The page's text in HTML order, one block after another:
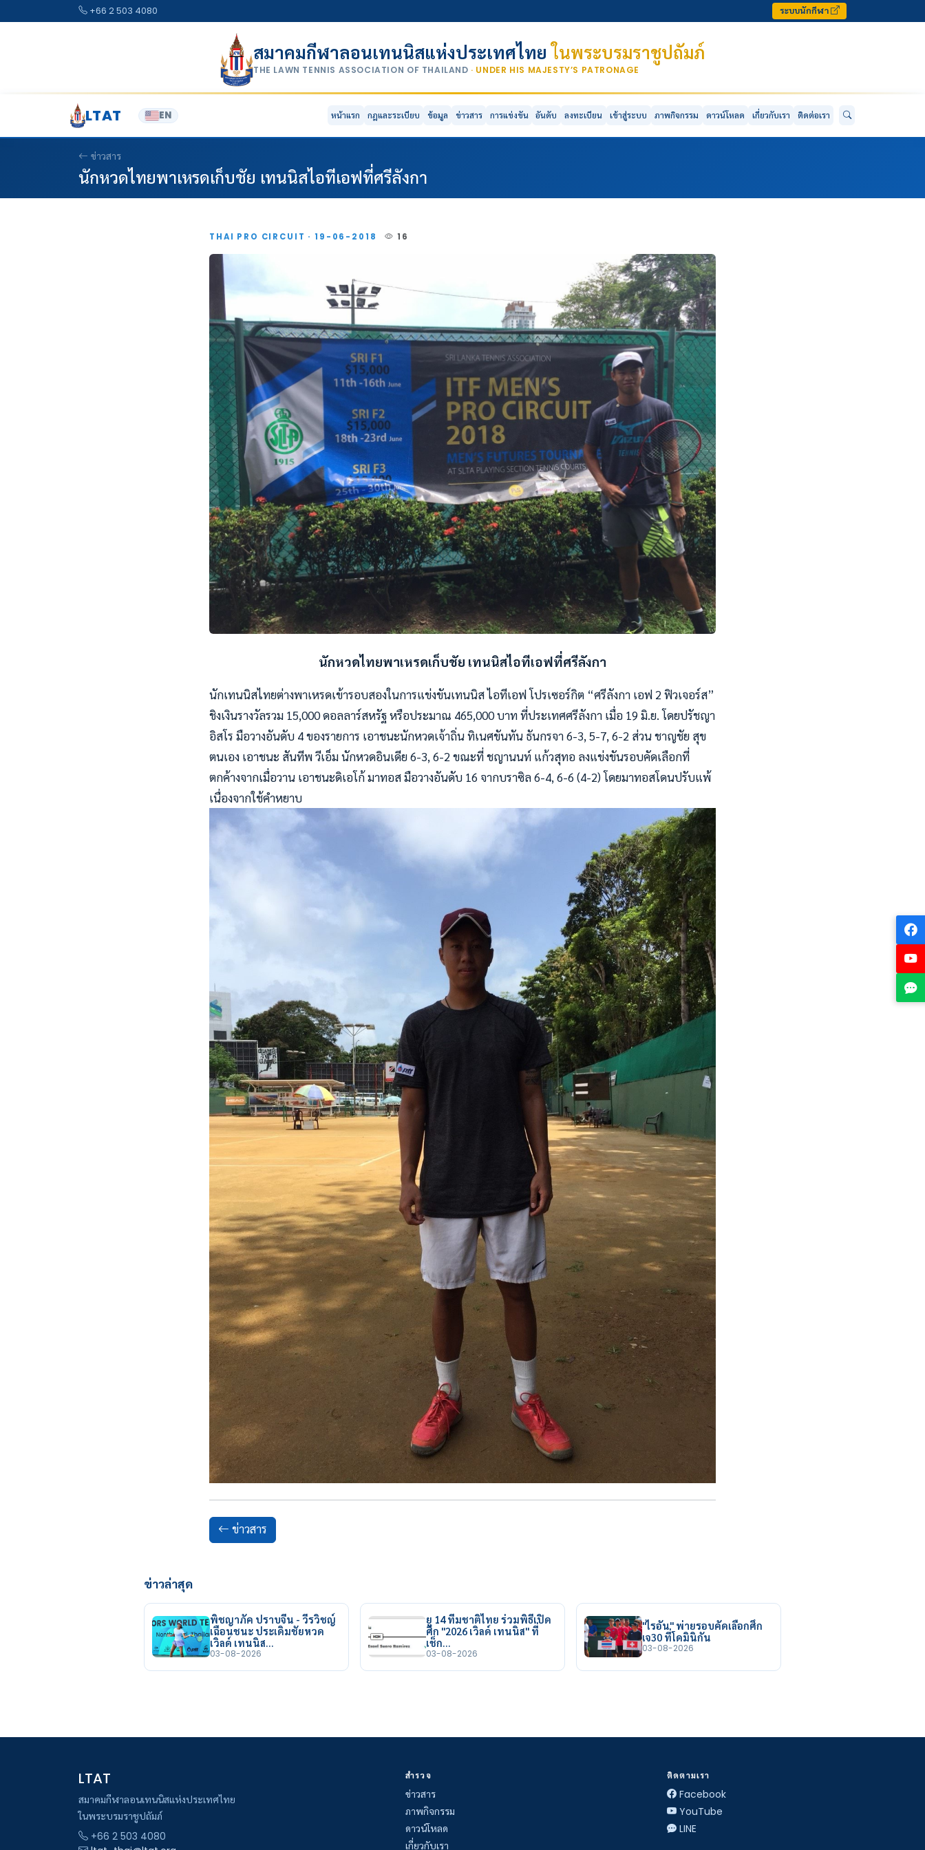
+66 2 503 4080 ระบบนักกีฬา
สมาคมกีฬาลอนเทนนิสแห่งประเทศไทยในพระบรมราชูปถัมภ์
THE LAWN TENNIS ASSOCIATION OF THAILAND · UNDER HIS MAJESTY’S PATRONAGE
LTAT EN หน้าแรก กฎและระเบียบ ข้อมูล ข่าวสาร การแข่งขัน อันดับ ลงทะเบียน เข้าสู่ระบบ ภาพกิจกรรม ดาวน์โหลด เกี่ยวกับเรา ติดต่อเรา
ข่าวสาร
นักหวดไทยพาเหรดเก็บชัย เทนนิสไอทีเอฟที่ศรีลังกา
THAI PRO CIRCUIT · 19-06-2018 16
นักหวดไทยพาเหรดเก็บชัย เทนนิสไอทีเอฟที่ศรีลังกา
นักเทนนิสไทยต่างพาเหรดเข้ารอบสองในการแข่งขันเทนนิส ไอทีเอฟ โปรเซอร์กิต “ศรีลังกา เอฟ 2 ฟิวเจอร์ส”
ชิงเงินรางวัลรวม 15,000 ดอลลาร์สหรัฐ หรือประมาณ 465,000 บาท ที่ประเทศศรีลังกา เมื่อ 19 มิ.ย. โดยปรัชญา
อิสโร มือวางอันดับ 4 ของรายการ เอาชนะนักหวดเจ้าถิ่น ทิเนศขันทัน ธันกรจา 6-3, 5-7, 6-2 ส่วน ชาญชัย สุข
ตนเอง เอาชนะ สันทีพ วีเอ็ม นักหวดอินเดีย 6-3, 6-2 ขณะที่ ชญานนท์ แก้วสุทอ ลงแข่งขันรอบคัดเลือกที่
ตกค้างจากเมื่อวาน เอาชนะดิเอโก้ มาทอส มือวางอันดับ 16 จากบราซิล 6-4, 6-6 (4-2) โดยมาทอสโดนปรับแพ้
เนื่องจากใช้คำหยาบ
ข่าวสาร
ข่าวล่าสุด
พิชญาภัค ปราบจีน - วีรวิชญ์
เฉือนชนะ ประเดิมชัยหวด
เวิลด์ เทนนิส…
03-08-2026
ยู 14 ทีมชาติไทย ร่วมพิธีเปิด
ศึก "2026 เวิลด์ เทนนิส" ที่
เช็ก…
03-08-2026
"ไรอัน" พ่ายรอบคัดเลือกศึก
เจ30 ที่โดมินิกัน
03-08-2026
LTAT
สมาคมกีฬาลอนเทนนิสแห่งประเทศไทย
ในพระบรมราชูปถัมภ์
+66 2 503 4080
สำรวจ
ข่าวสาร
ภาพกิจกรรม
ดาวน์โหลด
เกี่ยวกับเรา
ติดตามเรา
Facebook
YouTube
LINE